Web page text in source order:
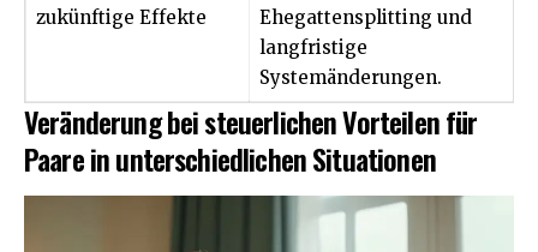
zukünftige Effekte
Ehegattensplitting und
langfristige
Systemänderungen.
Veränderung bei steuerlichen Vorteilen für
Paare in unterschiedlichen Situationen